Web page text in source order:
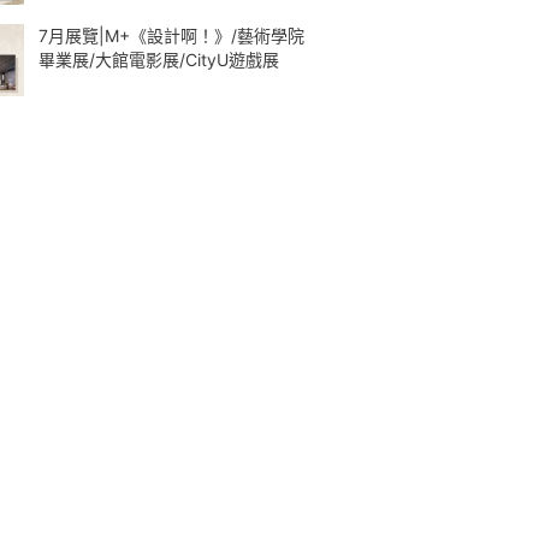
7月展覽|M+《設計啊！》/藝術學院
畢業展/大館電影展/CityU遊戲展